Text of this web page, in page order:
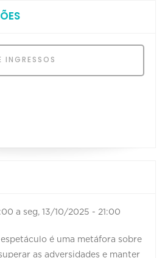
INGRESSOS
a seg, 13/10/2025 - 21:00
é uma metáfora sobre
as adversidades e manter